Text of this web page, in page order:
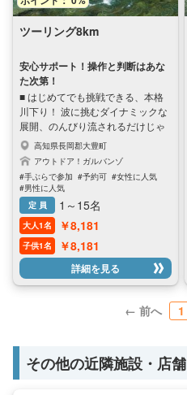
ごせます。 潮の香り、川のせせら
ぎ、そして南伊豆の澄んだ空気。
わずか2時間の体験ですが、日常を
を待っています。 お一人様、カッ
プル、ご家族での思い出作りに。
ぜひ南伊豆の海と川を遊び尽くし
ましょう！ このサイトではご予約
ができません。 以下電話番号へお
問い合わせください。 TEL：
0558-62-4109 営業時間：9：00～
17：00 ※電車やバスでの参加の方
も参加しやすいアクティビティー
です。 アクセスしやすい環境のた
め、初めての方でも気軽にお越し
いただけます。 ウェアーなどレン
タルもあり受付時ご相談下さい。
ツーリング8km
安心サポート！操作と判断はあな
た次第！
■ はじめてでも挑戦できる、本格
川下り！ 波に挑むダイナミックな
展開、のんびり流されるだけじゃ
ありません。 自分で瀬を見極め、
流れを読み、パドルを操作して進
む──そんなリアルな川下り体験。
ガイドのサポートもしっかりある
ので、安心してチャレンジできま
す。 そして最後には、「自分の力
で下った」という達成感とスリルが
しっかり残ります。 景色よりも波
と遊びたい方へ。 “やりごたえ”を
求めるあなたにこそ体験してほし
いアクティビティです。 ■選べる3
物で、川下りにチャレンジ！ •パッ
ーSUP：立って漕ぎ抜けられた
ら、気分爽快！ •リバーカヤック：
高知県長岡郡大豊町
アウトドア！ガルバンゾ
#手ぶらで参加 #予約可 #女性に人気
#男性に人気
定 員
1～15名
大人1名 ￥8,181
子供1名 ￥8,181
詳細を見る
← 前へ 1
その他の近隣施設・店舗